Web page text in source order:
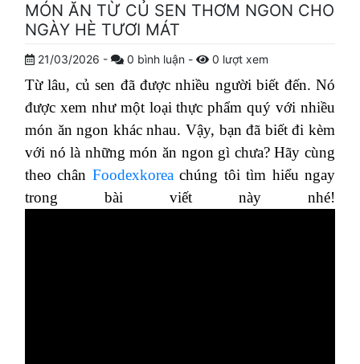
MÓN ĂN TỪ CỦ SEN THƠM NGON CHO
NGÀY HÈ TƯƠI MÁT
21/03/2026 - 0 bình luận - 0 lượt xem
Từ lâu, củ sen đã được nhiều người biết đến. Nó
được xem như một loại thực phẩm quý với nhiều
món ăn ngon khác nhau. Vậy, bạn đã biết đi kèm
với nó là những món ăn ngon gì chưa? Hãy cùng
theo chân Foodexkoreachúng tôi tìm hiểu ngay
trong bài viết này nhé!